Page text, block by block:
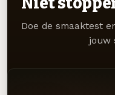
Doe de smaaktest
jouw